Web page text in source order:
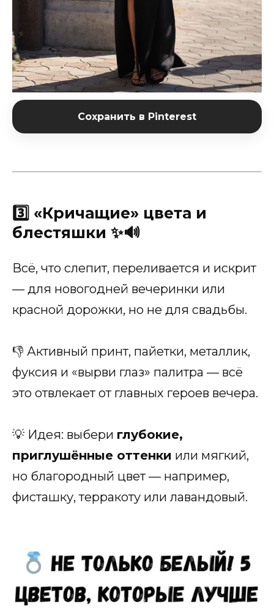
Сохранить в Pinterest
3️⃣ «Кричащие» цвета и
блестяшки ✨🔊
Всё, что слепит, переливается и искрит
— для новогодней вечеринки или
красной дорожки, но не для свадьбы.
👎 Активный принт, пайетки, металлик,
фуксия и «вырви глаз» палитра — всё
это отвлекает от главных героев вечера.
💡 Идея: выбери глубокие,
приглушённые оттенки или мягкий,
но благородный цвет — например,
фисташку, терракоту или лавандовый.